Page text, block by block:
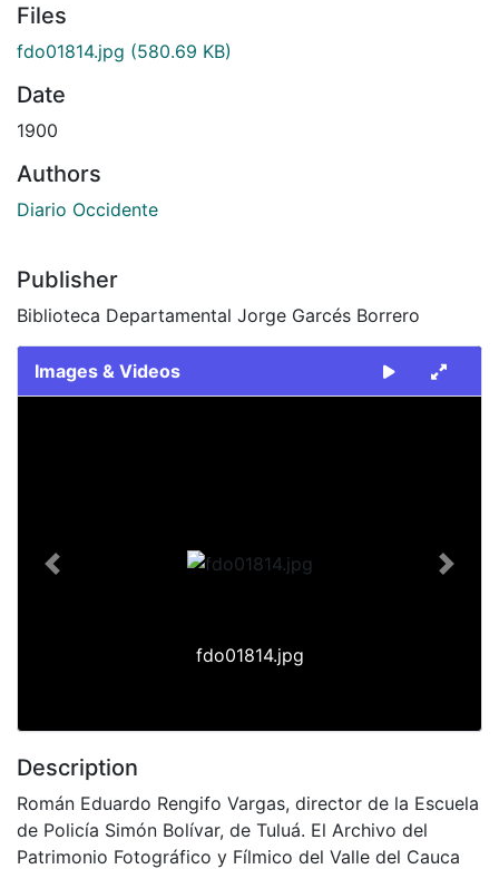
Files
fdo01814.jpg (580.69 KB)
Date
1900
Authors
Diario Occidente
Publisher
Biblioteca Departamental Jorge Garcés Borrero
Images & Videos
fdo01814.jpg
Previous Next
Description
Román Eduardo Rengifo Vargas, director de la Escuela
de Policía Simón Bolívar, de Tuluá. El Archivo del
Patrimonio Fotográfico y Fílmico del Valle del Cauca